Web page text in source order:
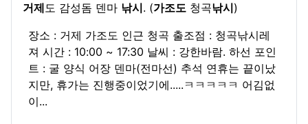
거제도 감성돔 덴마 낚시. (가조도 청곡낚시)
장소 : 거제 가조도 인근 청곡 출조점 : 청곡낚시레
져 시간 : 10:00 ~ 17:30 날씨 : 강한바람. 하선 포인
트 : 굴 양식 어장 덴마(전마선) 추석 연휴는 끝이났
지만, 휴가는 진행중이었기에.....ㅋㅋㅋㅋㅋ 어김없
이...